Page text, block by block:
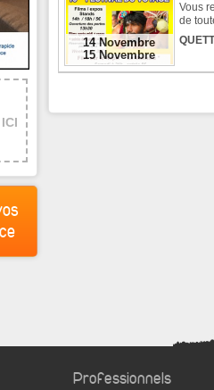
14 Novembre
15 Novembre
Vous
de
Professionnels